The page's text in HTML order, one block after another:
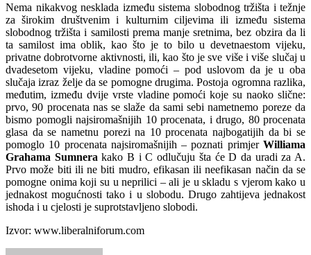
Nema nikakvog nesklada između sistema slobodnog tržišta i težnje
za širokim društvenim i kulturnim ciljevima ili između sistema
slobodnog tržišta i samilosti prema manje sretnima, bez obzira da li
ta samilost ima oblik, kao što je to bilo u devetnaestom vijeku,
privatne dobrotvorne aktivnosti, ili, kao što je sve više i više slučaj u
dvadesetom vijeku, vladine pomoći – pod uslovom da je u oba
slučaja izraz želje da se pomogne drugima. Postoja ogromna razlika,
međutim, između dvije vrste vladine pomoći koje su naoko slične:
prvo, 90 procenata nas se slaže da sami sebi nametnemo poreze da
bismo pomogli najsiromašnijih 10 procenata, i drugo, 80 procenata
glasa da se nametnu porezi na 10 procenata najbogatijih da bi se
pomoglo 10 procenata najsiromašnijih – poznati primjer Williama
Grahama Sumnera kako B i C odlučuju šta će D da uradi za A.
Prvo može biti ili ne biti mudro, efikasan ili neefikasan način da se
pomogne onima koji su u neprilici – ali je u skladu s vjerom kako u
jednakost mogućnosti tako i u slobodu. Drugo zahtijeva jednakost
ishoda i u cjelosti je suprotstavljeno slobodi.
Izvor: www.liberalniforum.com